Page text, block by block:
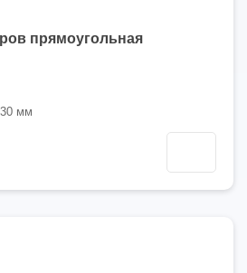
прямоугольная
мм